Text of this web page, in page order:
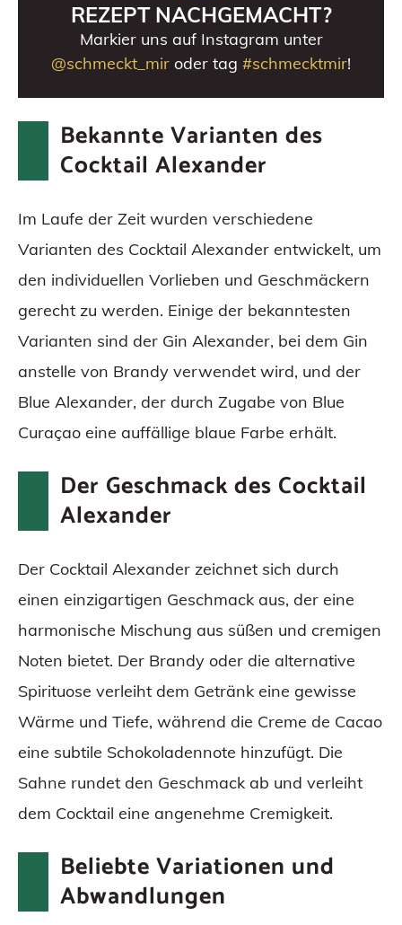
REZEPT NACHGEMACHT?
Markier uns auf Instagram unter
@schmeckt_mir oder tag #schmecktmir!
Bekannte Varianten des
Cocktail Alexander
Im Laufe der Zeit wurden verschiedene
Varianten des Cocktail Alexander entwickelt, um
den individuellen Vorlieben und Geschmäckern
gerecht zu werden. Einige der bekanntesten
Varianten sind der Gin Alexander, bei dem Gin
anstelle von Brandy verwendet wird, und der
Blue Alexander, der durch Zugabe von Blue
Curaçao eine auffällige blaue Farbe erhält.
Der Geschmack des Cocktail
Alexander
Der Cocktail Alexander zeichnet sich durch
einen einzigartigen Geschmack aus, der eine
harmonische Mischung aus süßen und cremigen
Noten bietet. Der Brandy oder die alternative
Spirituose verleiht dem Getränk eine gewisse
Wärme und Tiefe, während die Creme de Cacao
eine subtile Schokoladennote hinzufügt. Die
Sahne rundet den Geschmack ab und verleiht
dem Cocktail eine angenehme Cremigkeit.
Beliebte Variationen und
Abwandlungen